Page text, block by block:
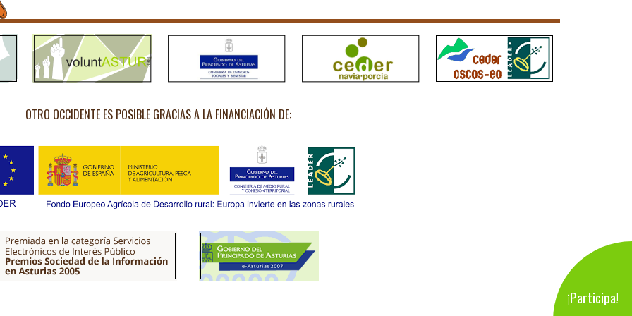
OTRO OCCIDENTE ES POSIBLE GRACIAS A LA FINANCIACIÓN DE:
¡Participa!